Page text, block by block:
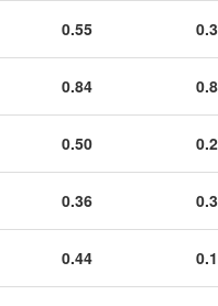
0.55
0.84
0.50
0.36
0.44